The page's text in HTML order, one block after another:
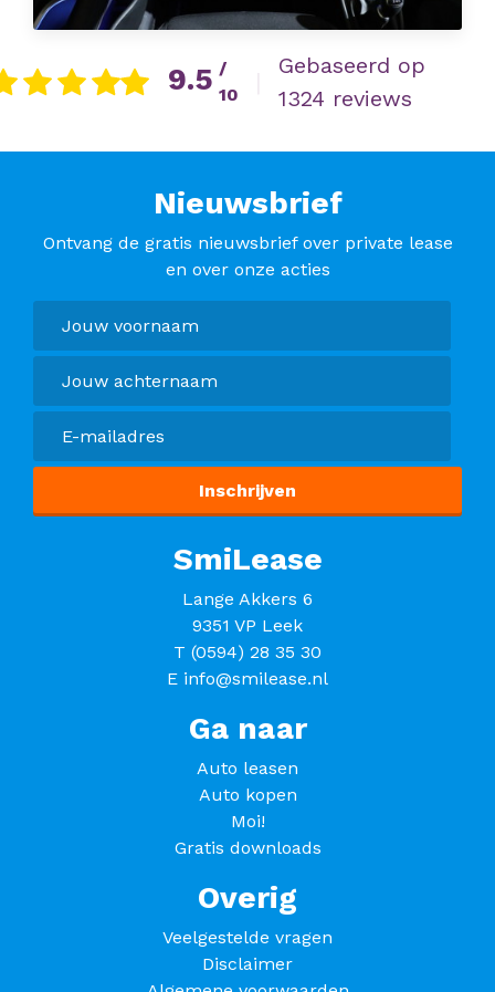
9.5 /
10
Gebaseerd op
1324 reviews
Nieuwsbrief
Ontvang de gratis nieuwsbrief over private lease
en over onze acties
SmiLease
Lange Akkers 6
9351 VP Leek
T (0594) 28 35 30
E info@smilease.nl
Ga naar
Auto leasen
Auto kopen
Moi!
Gratis downloads
Overig
Veelgestelde vragen
Disclaimer